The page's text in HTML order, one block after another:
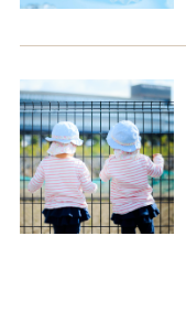
歯周病治療